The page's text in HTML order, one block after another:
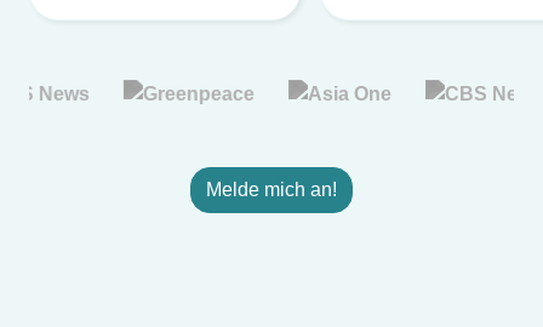
Melde mich an!